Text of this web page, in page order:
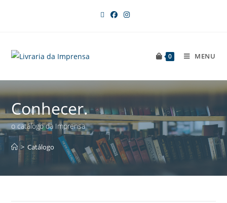
0 MENU
Conhecer.
o catálogo da Imprensa
> Catálogo